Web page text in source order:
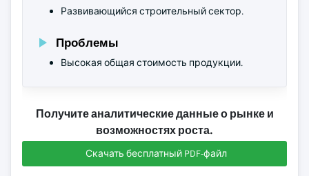
Развивающийся строительный сектор.
Проблемы
Высокая общая стоимость продукции.
Получите аналитические данные о рынке и
возможностях роста.
Скачать бесплатный PDF-файл